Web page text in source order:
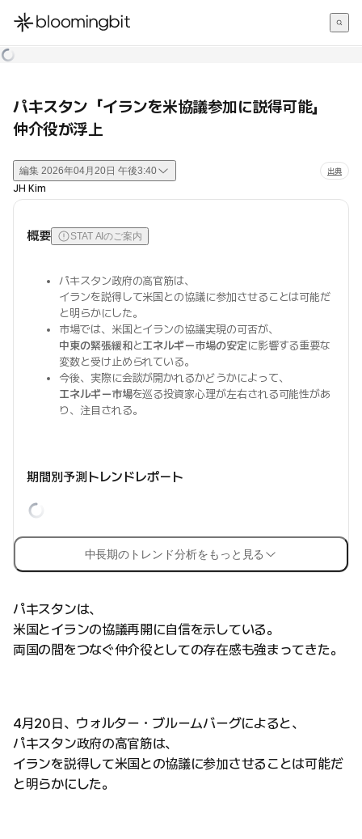
한국어
パキスタン「イランを米協議参加に説得可能」
仲介役が浮上
編集 2026年04月20日 午後3:40 出典
JH Kim
概要 STAT AIのご案内
パキスタン政府の高官筋は、
イランを説得して米国との協議に参加させることは可能だ
と明らかにした。
市場では、米国とイランの協議実現の可否が、
中東の緊張緩和とエネルギー市場の安定に影響する重要な
変数と受け止められている。
今後、実際に会談が開かれるかどうかによって、
エネルギー市場を巡る投資家心理が左右される可能性があ
り、注目される。
期間別予測トレンドレポート
中長期のトレンド分析をもっと見る
パキスタンは、
米国とイランの協議再開に自信を示している。
両国の間をつなぐ仲介役としての存在感も強まってきた。
4月20日、ウォルター・ブルームバーグによると、
パキスタン政府の高官筋は、
イランを説得して米国との協議に参加させることは可能だ
と明らかにした。